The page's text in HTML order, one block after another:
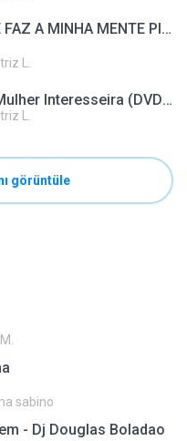
MAS TEM UMA QUE FAZ A MINHA MENTE PIRAR x FUNK TIKTOK - ((DJ’s ÉRRIDE & EDU)) - TREND TIKTOK 2023
L.
Raí Saia Rodada – Mulher Interesseira (DVD Era Eu)
L.
görüntüle
sabino
- Dj Douglas Boladao